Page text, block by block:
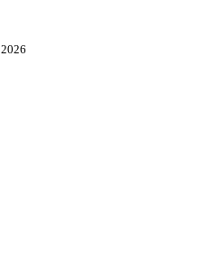
2026